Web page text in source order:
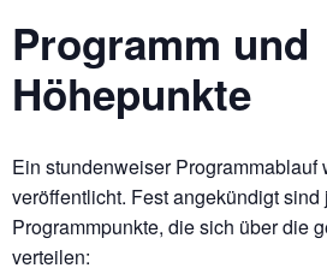
Programm und
Höhepunkte
Ein stundenweiser Programmablauf
veröffentlicht. Fest angekündigt
Programmpunkte, die sich über die
verteilen: